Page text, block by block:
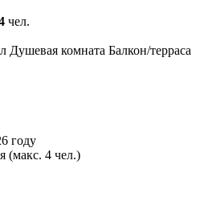
чел.
Душевая комната Балкон/терраса
году
(макс. 4 чел.)